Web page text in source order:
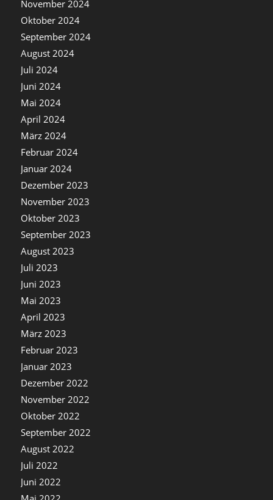
November 2024
Oktober 2024
September 2024
August 2024
Juli 2024
Juni 2024
Mai 2024
April 2024
März 2024
Februar 2024
Januar 2024
Dezember 2023
November 2023
Oktober 2023
September 2023
August 2023
Juli 2023
Juni 2023
Mai 2023
April 2023
März 2023
Februar 2023
Januar 2023
Dezember 2022
November 2022
Oktober 2022
September 2022
August 2022
Juli 2022
Juni 2022